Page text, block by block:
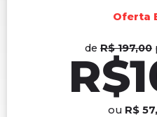
Oferta
de R$ 197,00
ou R$